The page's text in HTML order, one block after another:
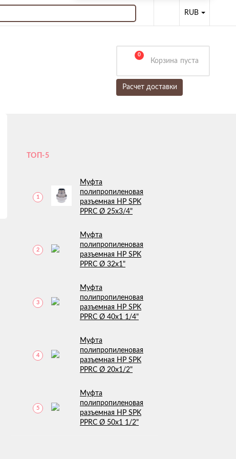
RUB
0
Корзина пуста
Расчет доставки
ТОП-5
1
Муфта
полипропиленовая
разъемная НР SPK
PPRC Ø 25х3/4"
2
Муфта
полипропиленовая
разъемная НР SPK
PPRC Ø 32х1"
3
Муфта
полипропиленовая
разъемная НР SPK
PPRC Ø 40х1 1/4"
4
Муфта
полипропиленовая
разъемная НР SPK
PPRC Ø 20х1/2"
5
Муфта
полипропиленовая
разъемная НР SPK
PPRC Ø 50х1 1/2"